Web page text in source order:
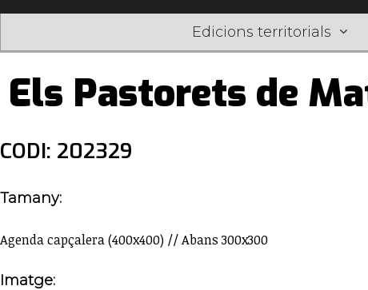
Edicions territorials
Els Pastorets de
CODI: 202329
Tamany:
Agenda capçalera (400x400) // Abans 300x300
Imatge: